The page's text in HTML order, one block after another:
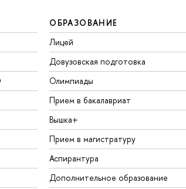
ОБРАЗОВАНИЕ
Лицей
Довузовская подготовка
Олимпиады
Прием в бакалавриат
Вышка+
Прием в магистратуру
Аспирантура
Дополнительное образование